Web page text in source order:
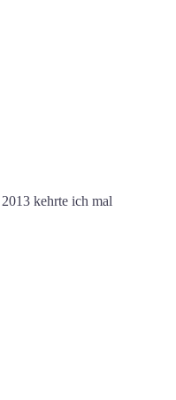
kehrte ich mal